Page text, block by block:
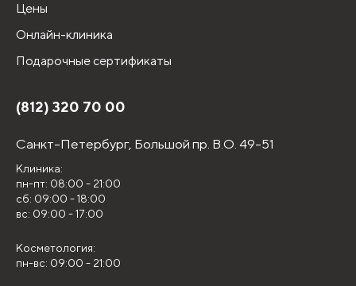
Цены
Онлайн-клиника
Подарочные сертификаты
(812) 320 70 00
Санкт-Петербург, Большой пр. В.О. 49-51
Клиника:
пн-пт: 08:00 - 21:00
сб: 09:00 - 18:00
вс: 09:00 - 17:00
Косметология:
пн-вс: 09:00 - 21:00